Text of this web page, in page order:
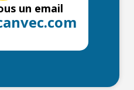
un email